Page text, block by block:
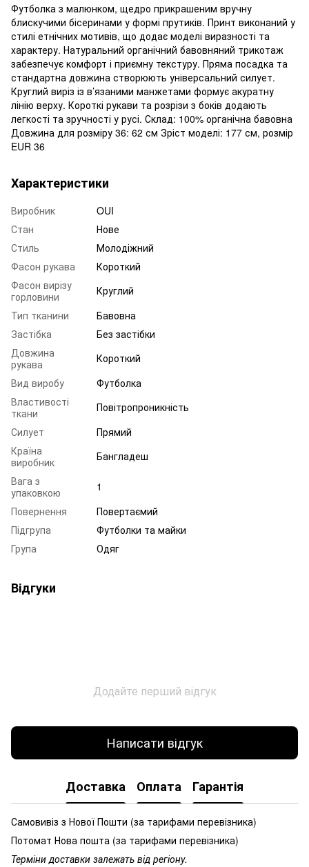
Футболка з малюнком, щедро прикрашеним вручну
блискучими бісеринами у формі прутиків. Принт виконаний у
стилі етнічних мотивів, що додає моделі виразності та
характеру. Натуральний органічний бавовняний трикотаж
забезпечує комфорт і приємну текстуру. Пряма посадка та
стандартна довжина створюють універсальний силует.
Круглий виріз із в’язаними манжетами формує акуратну
лінію верху. Короткі рукави та розрізи з боків додають
легкості та зручності у русі. Склад: 100% органічна бавовна
Довжина для розміру 36: 62 см Зріст моделі: 177 см, розмір
EUR 36
Характеристики
Виробник
OUI
Стан
Нове
Стиль
Молодіжний
Фасон рукава
Короткий
Фасон вирізу
горловини
Круглий
Тип тканини
Бавовна
Застібка
Без застібки
Довжина
рукава
Короткий
Вид виробу
Футболка
Властивості
ткани
Повітропроникність
Силует
Прямий
Країна
виробник
Бангладеш
Вага з
упаковкою
1
Повернення
Повертаємий
Підгрупа
Футболки та майки
Група
Одяг
Відгуки
Додайте перший відгук
Написати відгук
Доставка Оплата Гарантія
Самовивіз з Нової Пошти (за тарифами перевізника)
Потомат Нова пошта (за тарифами перевізника)
Терміни доставки залежать від регіону.